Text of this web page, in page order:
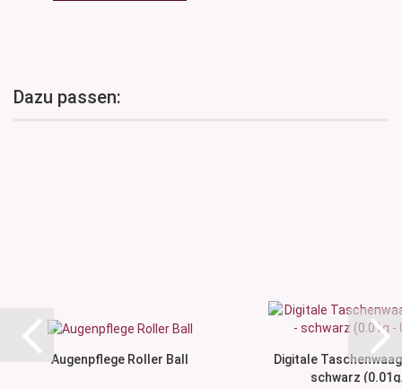
Dazu passen:
Augenpflege Roller Ball
Digitale
schwarz